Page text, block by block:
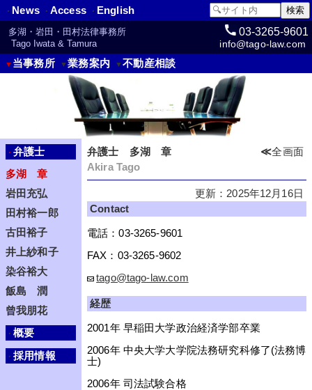
・ News ・ Access ・ English
多湖・岩田・田村法律事務所
Tago Iwata & Tamura
03-3265-9601
info@tago-law.com
▼ 当事務所 ▼業務案内 ▼不動産相談
・弁護士
多湖 章
岩田充弘
田村裕一郎
古田裕子
井上紗和子
染谷裕大
飯島 潤
曾我朋花
・概要
・採用情報
弁護士 多湖 章
Akira Tago
≪全画面
更新：2025年12月16日
Contact
電話：03-3265-9601
FAX：03-3265-9602
tago@tago-law.com
経歴
2001年 早稲田大学政治経済学部卒業
2006年 中央大学大学院法務研究科修了(法務博
士)
2006年 司法試験合格